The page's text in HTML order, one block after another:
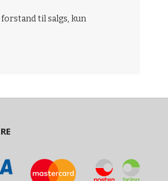
til salgs, kun